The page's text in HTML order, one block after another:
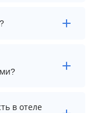
корпуса,
у
менеджера,
запрещено.
в отеле